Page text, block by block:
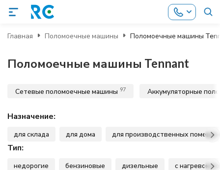
Главная Поломоечные машины Поломоечные машины
Поломоечные машины Tennant
Сетевые поломоечные машины 97 Аккумуляторные
Назначение:
для склада для дома для производственных
Тип:
недорогие бензиновые дизельные с нагревом